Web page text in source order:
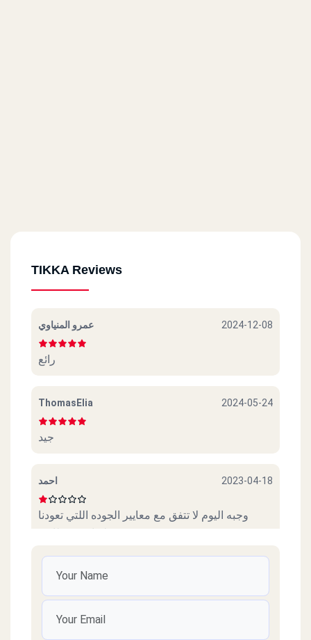
TIKKA Reviews
عمرو المنياوي 2024-12-08
رائع
ThomasElia 2024-05-24
جيد
احمد 2023-04-18
وجبه اليوم لا تتفق مع معايير الجوده اللتي تعودنا
mona hamada